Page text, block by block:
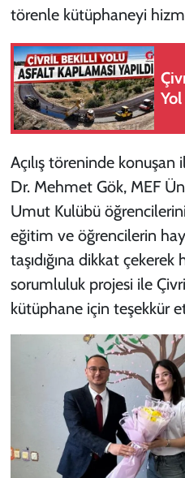
törenle kütüphaneyi
Yol
Açılış töreninde
Dr. Mehmet Gök, MEF
Umut Kulübü
eğitim ve öğrencilerin
taşıdığına dikkat
sorumluluk projesi ile
kütüphane için teşekkür